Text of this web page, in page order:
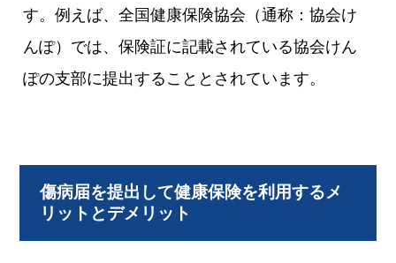
す。例えば、全国健康保険協会（通称：協会け
んぽ）では、保険証に記載されている協会けん
ぽの支部に提出することとされています。
傷病届を提出して健康保険を利用するメ
リットとデメリット